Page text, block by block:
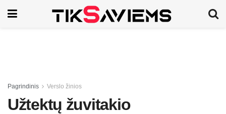
Pagrindinis Verslo žinios
Užtektų žuvitakio